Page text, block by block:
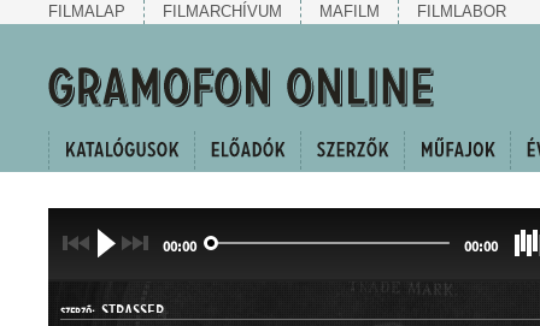
FILMALAP FILMARCHÍVUM MAFILM FILMLABOR
00:00 00:00
SZERZŐ: STRASSER